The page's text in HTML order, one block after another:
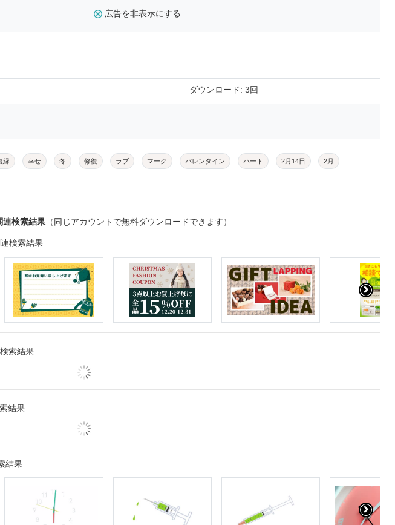
広告を非表示にする
ダウンロード: 3回
縁 幸せ 冬 修復 ラブ マーク バレンタイン ハート 2月14日 2月
連検索結果 （同じアカウントで無料ダウンロードできます）
検索結果
索結果
結果
結果